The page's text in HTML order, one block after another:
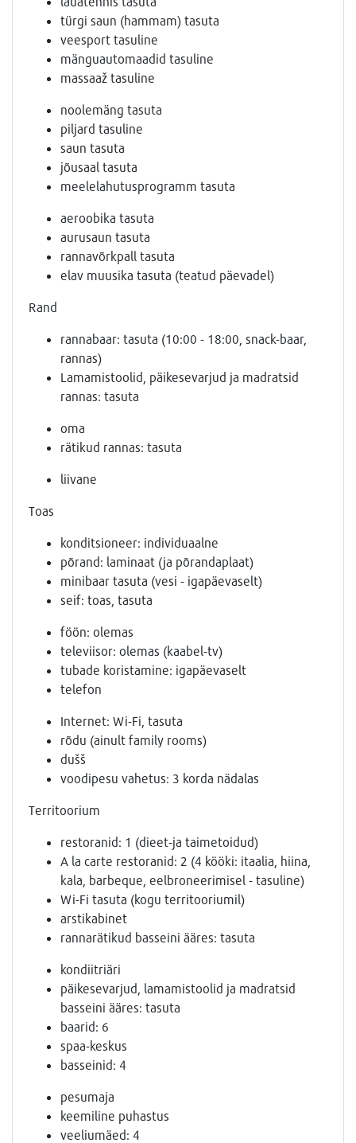
türgi saun (hammam) tasuta
veesport tasuline
mänguautomaadid tasuline
massaaž tasuline
noolemäng tasuta
piljard tasuline
saun tasuta
jõusaal tasuta
meelelahutusprogramm tasuta
aeroobika tasuta
aurusaun tasuta
rannavõrkpall tasuta
elav muusika tasuta (teatud päevadel)
Rand
rannabaar: tasuta (10:00 - 18:00, snack-baar,
rannas)
Lamamistoolid, päikesevarjud ja madratsid
rannas: tasuta
oma
rätikud rannas: tasuta
liivane
Toas
konditsioneer: individuaalne
põrand: laminaat (ja põrandaplaat)
minibaar tasuta (vesi - igapäevaselt)
seif: toas, tasuta
föön: olemas
televiisor: olemas (kaabel-tv)
tubade koristamine: igapäevaselt
telefon
Internet: Wi-Fi, tasuta
rõdu (ainult family rooms)
dušš
voodipesu vahetus: 3 korda nädalas
Territoorium
restoranid: 1 (dieet-ja taimetoidud)
A la carte restoranid: 2 (4 kööki: itaalia, hiina,
kala, barbeque, eelbroneerimisel - tasuline)
Wi-Fi tasuta (kogu territooriumil)
arstikabinet
rannarätikud basseini ääres: tasuta
kondiitriäri
päikesevarjud, lamamistoolid ja madratsid
basseini ääres: tasuta
baarid: 6
spaa-keskus
basseinid: 4
pesumaja
keemiline puhastus
veeliumäed: 4